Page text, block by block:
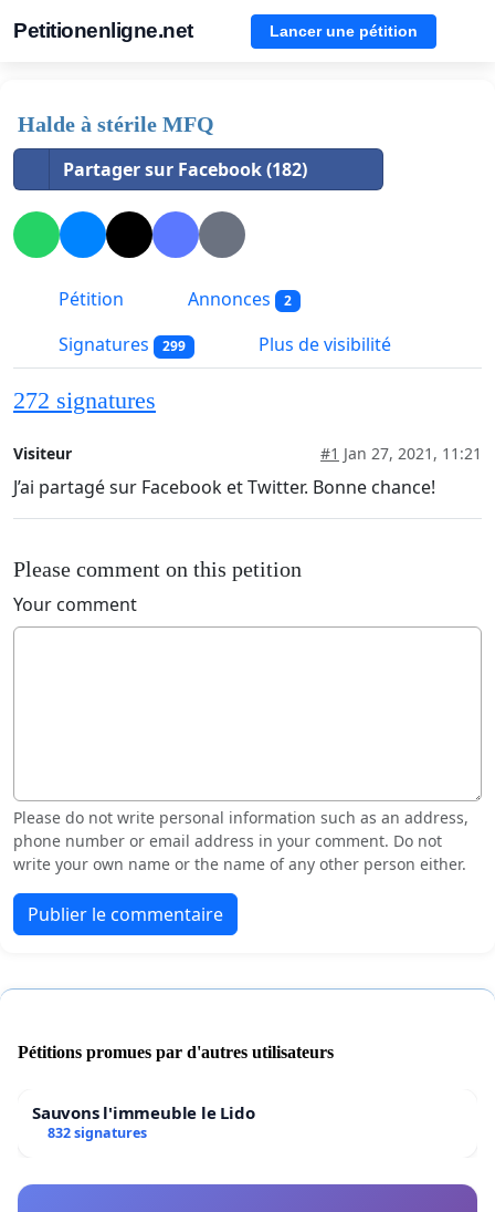
Petitionenligne.net Lancer une pétition
Halde à stérile MFQ
Partager sur Facebook (182)
Pétition Annonces 2
Signatures 299 Plus de visibilité
272 signatures
Visiteur #1 Jan 27, 2021, 11:21
J’ai partagé sur Facebook et Twitter. Bonne chance!
Please comment on this petition
Your comment
Please do not write personal information such as an address,
phone number or email address in your comment. Do not
write your own name or the name of any other person either.
Publier le commentaire
Pétitions promues par d'autres utilisateurs
Sauvons l'immeuble le Lido
832 signatures